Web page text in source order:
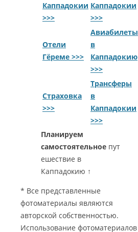
Каппадокии
>>>
Каппадокии
>>>
Отели
Гёреме >>>
Авиабилеты
в
Каппадокию
>>>
Страховка
>>>
Трансферы
в
Каппадокии
>>>
Планируем
самостоятельное пут
ешествие в
Каппадокию ↑
* Все представленные
фотоматериалы являются
авторской собственностью.
Использование фотоматериалов